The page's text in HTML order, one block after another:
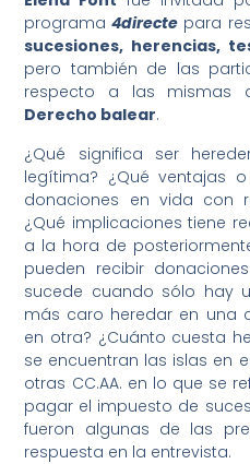
programa4directe para
sucesiones, herencias,
pero también de las
respecto a las mismas
Derecho balear.
¿Qué significa ser
legítima? ¿Qué ventajas
donaciones en vida con
¿Qué implicaciones tiene
a la hora de
pueden recibir
sucede cuando sólo hay
más caro heredar en una
en otra? ¿Cuánto cuesta
se encuentran las islas en
otras CC.AA. en lo que se
pagar el impuesto de
fueron algunas de las
respuesta en la entrevista.